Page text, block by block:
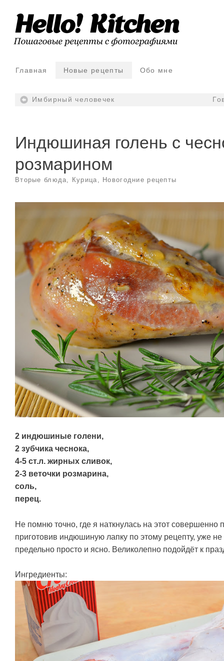
Главная Новые рецепты Обо мне
Имбирный человечек
Индюшиная голень с
розмарином
Вторые блюда, Курица , Новогодние рецепты
2 индюшиные голени,
2 зубчика чеснока,
4-5 ст.л. жирных сливок,
2-3 веточки розмарина,
соль,
перец.
Не помню точно, где я наткнулась на этот совершенно
приготовив индюшиную лапку по этому рецепту, уже не
предельно просто и ясно. Великолепно подойдёт к
Ингредиенты: